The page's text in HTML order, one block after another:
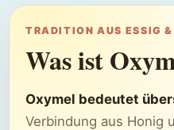
TRADITION AUS ESSIG &
Was ist
Oxymel bedeutet
Verbindung aus Honig